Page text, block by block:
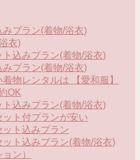
プラン(着物/浴衣)
衣)
ト込みプラン(着物/浴衣)
プラン(着物/浴衣)
物レンタルは 【愛和服】
OK
込みプラン(着物/浴衣)
ット付プランが安い
ット込みプラン
ット込みプラン(着物/浴衣)
ン）